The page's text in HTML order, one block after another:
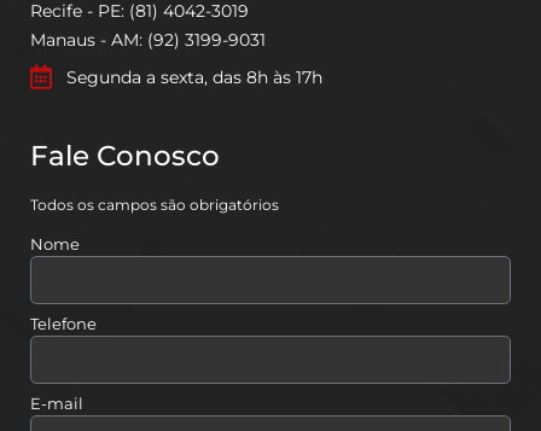
Recife - PE: (81) 4042-3019
Manaus - AM: (92) 3199-9031
Segunda a sexta, das 8h às 17h
Fale Conosco
Todos os campos são obrigatórios
Nome
Telefone
E-mail